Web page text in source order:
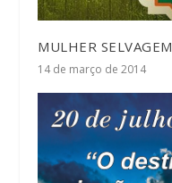
MULHER SELVAGEM
14 de março de 2014